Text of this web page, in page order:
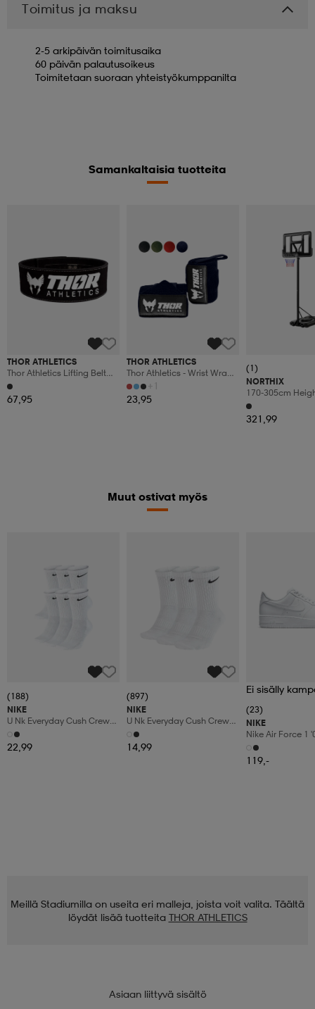
Toimitus ja maksu
2-5 arkipäivän toimitusaika
60 päivän palautusoikeus
Toimitetaan suoraan yhteistyökumppanilta
Samankaltaisia tuotteita
THOR ATHLETICS
Thor Athletics Lifting Belt
10mm – Lever Powerlifting
Belt – Strength Training
Support
67,95
THOR ATHLETICS
Thor Athletics - Wrist Wraps
- Strength Training - 60 Cm -
Flexible
+1
23,95
(1)
NORTHIX
170-305cm
Adjustable
Stand Outdoor
Hoop With Stand
321,99
Muut ostivat myös
(188)
NIKE
U Nk Everyday Cush Crew
6pr-Bd
22,99
(897)
NIKE
U Nk Everyday Cush Crew
3pr
14,99
Ei sisälly
(23)
NIKE
Nike Air Force 1
Shoes
119,-
Meillä Stadiumilla on useita eri malleja, joista voit valita. Täältä
löydät lisää tuotteita THOR ATHLETICS
Asiaan liittyvä sisältö